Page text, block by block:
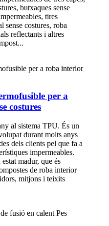
butxaques sense
tires
sense costures, roba
reflectants i altres
per a
costures
al sistema TPU. És un
durant molts anys
dels clients pel que fa a
impermeables.
madur, que és
de roba interior
mitjons i teixits